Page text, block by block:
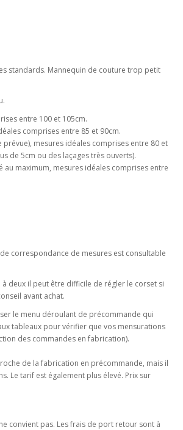
standards. Mannequin de couture trop petit
entre 100 et 105cm.
comprises entre 85 et 90cm.
mesures idéales comprises entre 80 et
de 5cm ou des laçages très ouverts).
au maximum, mesures idéales comprises entre
correspondance de mesures est consultable
deux il peut être difficile de régler le corset si
avant achat.
le menu déroulant de précommande qui
tableaux pour vérifier que vos mensurations
des commandes en fabrication).
de la fabrication en précommande, mais il
Le tarif est également plus élevé. Prix sur
convient pas. Les frais de port retour sont à